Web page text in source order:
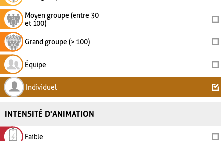
Moyen groupe (entre 30
et 100)
Grand groupe (> 100)
Équipe
Individuel
INTENSITÉ D'ANIMATION
Faible